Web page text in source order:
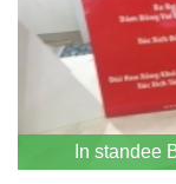
In standee